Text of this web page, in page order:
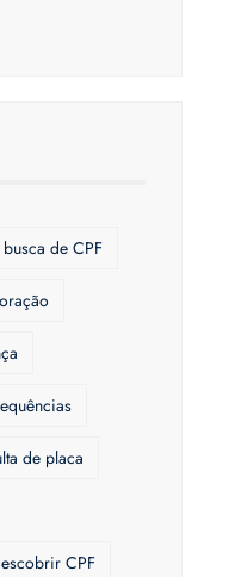
busca de CPF
de placa
CPF